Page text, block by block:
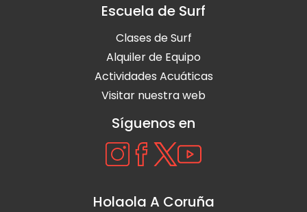
Escuela de Surf
Clases de Surf
Alquiler de Equipo
Actividades Acuáticas
Visitar nuestra web
Síguenos en
Holaola A Coruña